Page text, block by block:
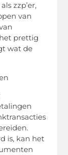
zzp’er,
van
prettig
wat de
is, kan het